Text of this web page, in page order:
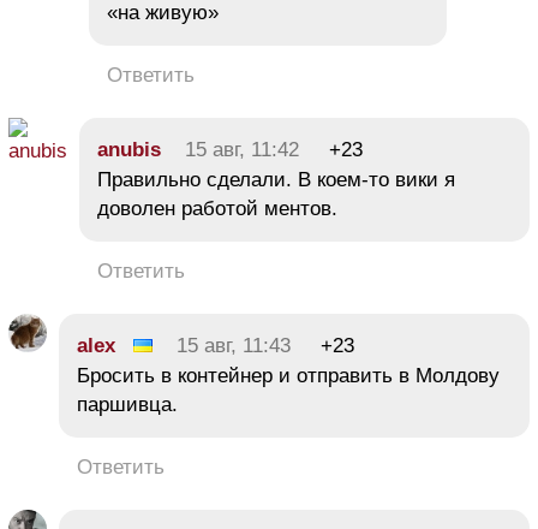
«на живую»
Ответить
anubis 15 авг, 11:42
+23
Правильно сделали. В коем-то вики я
доволен работой ментов.
Ответить
alex 15 авг, 11:43
+23
Бросить в контейнер и отправить в Молдову
паршивца.
Ответить